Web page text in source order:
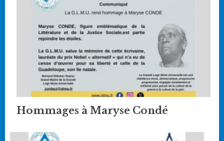
Hommages à Maryse Condé